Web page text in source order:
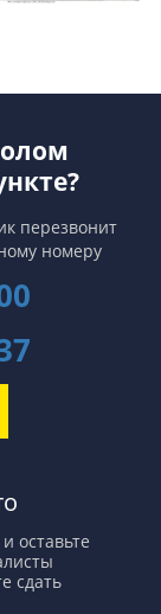
перезвонит
номеру
оставьте
сдать